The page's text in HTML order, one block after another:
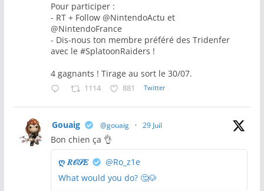
Pour participer :
- RT + Follow @NintendoActu et
@NintendoFrance
- Dis-nous ton membre préféré des Tridenfer
avec le #SplatoonRaiders !
4 gagnants ! Tirage au sort le 30/07.
1114 881 Twitter
Gouaig @gouaig · 29 Juil
Bon chien ça 👌
ღ 𝑅𝒪𝒮𝐸
@Ro_z1e
What would you do? 🤔🐶